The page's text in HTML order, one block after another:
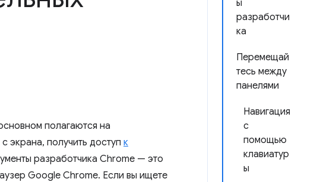
ы
разработчи
ка
Перемещай
тесь между
панелями
Навигация
с
помощью
клавиатур
ы
полагаются на
экрана, получить доступ к
разработчика Chrome — это
Google Chrome. Если вы ищете